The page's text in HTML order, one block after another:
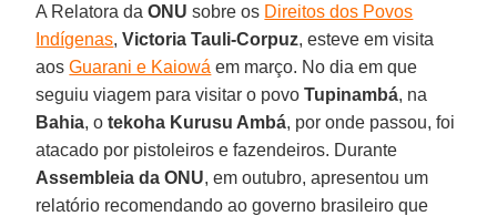
A Relatora daONU sobre os Direitos dos Povos
Indígenas,Victoria Tauli-Corpuz, esteve em visita
aosGuarani e Kaiowá em março. No dia em que
seguiu viagem para visitar o povoTupinambá, na
Bahia, otekoha Kurusu Ambá, por onde passou, foi
atacado por pistoleiros e fazendeiros. Durante
Assembleia da ONU, em outubro, apresentou um
relatório recomendando ao governo brasileiro que